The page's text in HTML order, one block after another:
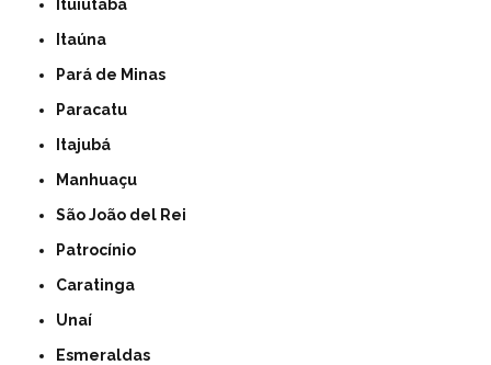
Ituiutaba
Itaúna
Pará de Minas
Paracatu
Itajubá
Manhuaçu
São João del Rei
Patrocínio
Caratinga
Unaí
Esmeraldas